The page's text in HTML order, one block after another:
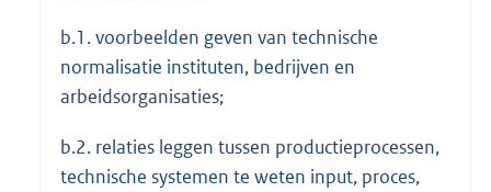
b.1. voorbeelden geven van technische
normalisatie instituten, bedrijven en
arbeidsorganisaties;
b.2. relaties leggen tussen productieprocessen,
technische systemen te weten input, proces,